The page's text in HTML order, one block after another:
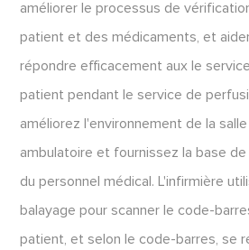
améliorer le processus de
patient et des médicaments, et
répondre efficacement aux le
patient pendant le service de
améliorez l'environnement de la
ambulatoire et fournissez la base de
du personnel médical. L'infirmière
balayage pour scanner le code-
patient, et selon le code-barres, se